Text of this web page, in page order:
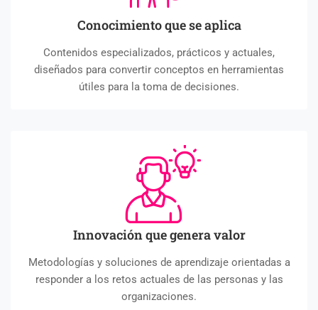
Conocimiento que se aplica
Contenidos especializados, prácticos y actuales,
diseñados para convertir conceptos en herramientas
útiles para la toma de decisiones.
Innovación que genera valor
Metodologías y soluciones de aprendizaje orientadas a
responder a los retos actuales de las personas y las
organizaciones.